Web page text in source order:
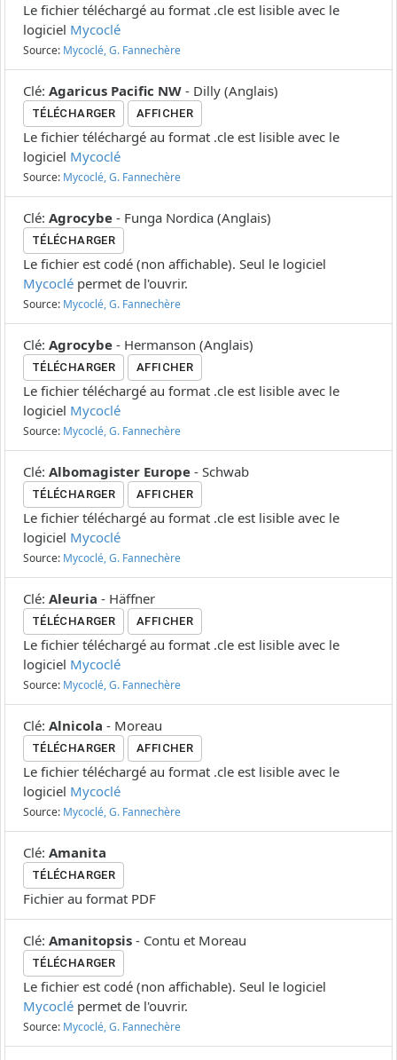
Le fichier téléchargé au format .cle est lisible avec le
logiciel Mycoclé
Source: Mycoclé, G. Fannechère
Clé: Agaricus Pacific NW - Dilly (Anglais)
TÉLÉCHARGER AFFICHER
Le fichier téléchargé au format .cle est lisible avec le
logiciel Mycoclé
Source: Mycoclé, G. Fannechère
Clé: Agrocybe - Funga Nordica (Anglais)
TÉLÉCHARGER
Le fichier est codé (non affichable). Seul le logiciel
Mycoclé permet de l'ouvrir.
Source: Mycoclé, G. Fannechère
Clé: Agrocybe - Hermanson (Anglais)
TÉLÉCHARGER AFFICHER
Le fichier téléchargé au format .cle est lisible avec le
logiciel Mycoclé
Source: Mycoclé, G. Fannechère
Clé: Albomagister Europe - Schwab
TÉLÉCHARGER AFFICHER
Le fichier téléchargé au format .cle est lisible avec le
logiciel Mycoclé
Source: Mycoclé, G. Fannechère
Clé: Aleuria - Häffner
TÉLÉCHARGER AFFICHER
Le fichier téléchargé au format .cle est lisible avec le
logiciel Mycoclé
Source: Mycoclé, G. Fannechère
Clé: Alnicola - Moreau
TÉLÉCHARGER AFFICHER
Le fichier téléchargé au format .cle est lisible avec le
logiciel Mycoclé
Source: Mycoclé, G. Fannechère
Clé: Amanita
TÉLÉCHARGER
Fichier au format PDF
Clé: Amanitopsis - Contu et Moreau
TÉLÉCHARGER
Le fichier est codé (non affichable). Seul le logiciel
Mycoclé permet de l'ouvrir.
Source: Mycoclé, G. Fannechère